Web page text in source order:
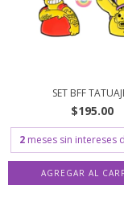
SET BFF
$195.00
2 meses sin intereses